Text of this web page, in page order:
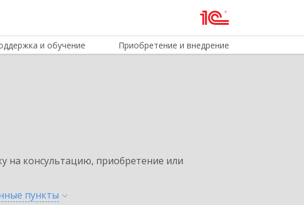
и обучение Приобретение и внедрение
на консультацию, приобретение или
пункты